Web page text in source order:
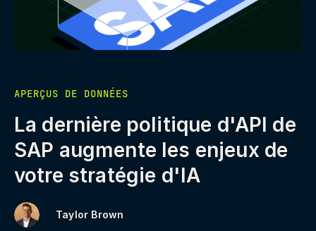
APERÇUS DE DONNÉES
La dernière politique d'API de
SAP augmente les enjeux de
votre stratégie d'IA
Taylor Brown